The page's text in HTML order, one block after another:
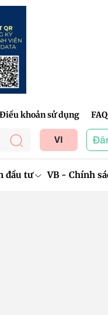
Điều khoản sử dụng FAQ
VI
đầu tư VB - Chính